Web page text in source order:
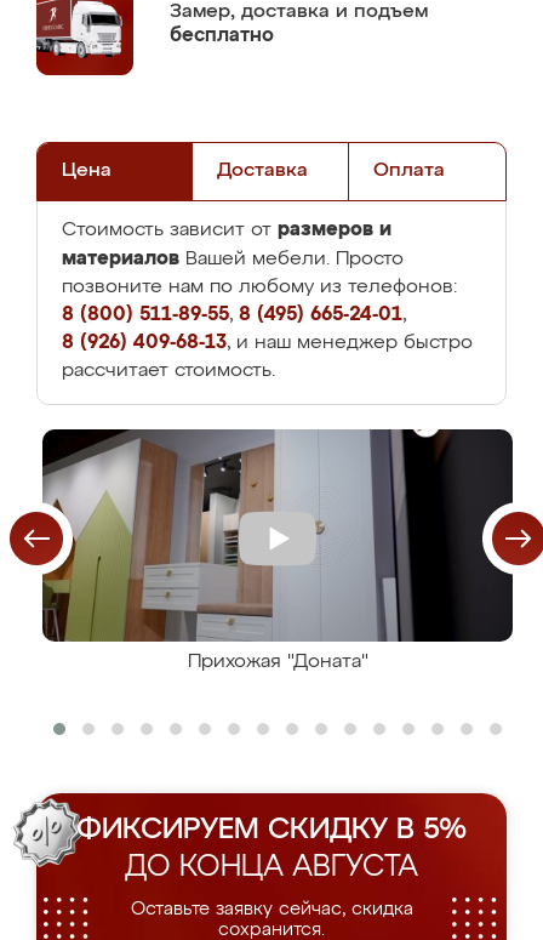
Замер, доставка и подъем
бесплатно
Цена Доставка Оплата
Стоимость зависит от размеров и
материалов Вашей мебели. Просто
позвоните нам по любому из телефонов:
8 (800) 511-89-55, 8 (495) 665-24-01,
8 (926) 409-68-13, и наш менеджер быстро
рассчитает стоимость.
Прихожая "Доната"
ФИКСИРУЕМ СКИДКУ В 5%
ДО КОНЦА АВГУСТА
Оставьте заявку сейчас, скидка
сохранится.